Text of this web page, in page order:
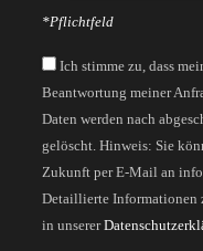
*Pflichtfeld
Ich stimme zu, dass
Beantwortung meiner
Daten werden nach
gelöscht. Hinweis: Sie
Zukunft per E-Mail an
Detaillierte Informationen
in unserer